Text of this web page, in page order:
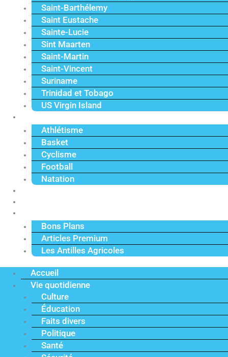
Saint-Barthélemy
Saint Eustache
Sainte-Lucie
Sint Maarten
Saint-Martin
Saint-Vincent
Suriname
Trinidad et Tobago
US Virgin Island
Athlétisme
Basket
Cyclisme
Football
Natation
Bons Plans
Articles Premium
Les Antilles Agricoles
Accueil
Vie quotidienne
Culture
Éducation
Faits divers
Politique
Santé